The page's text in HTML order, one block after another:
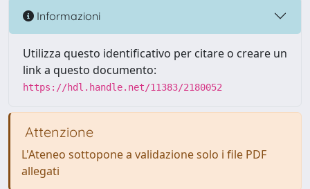
Informazioni
Utilizza questo identificativo per citare o creare un
link a questo documento:
https://hdl.handle.net/11383/2180052
Attenzione
L'Ateneo sottopone a validazione solo i file PDF
allegati